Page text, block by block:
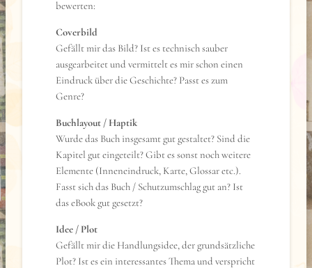
bewerten:
Coverbild
Gefällt mir das Bild? Ist es technisch sauber
ausgearbeitet und vermittelt es mir schon einen
Eindruck über die Geschichte? Passt es zum
Genre?
Buchlayout / Haptik
Wurde das Buch insgesamt gut gestaltet? Sind die
Kapitel gut eingeteilt? Gibt es sonst noch weitere
Elemente (Inneneindruck, Karte, Glossar etc.).
Fasst sich das Buch / Schutzumschlag gut an? Ist
das eBook gut gesetzt?
Idee / Plot
Gefällt mir die Handlungsidee, der grundsätzliche
Plot? Ist es ein interessantes Thema und verspricht